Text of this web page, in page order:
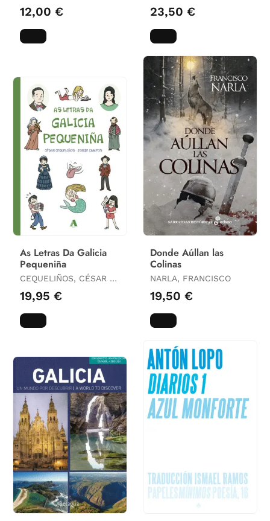
12,00 € 23,50 €
As Letras Da Galicia
Pequeniña
CEQUELIÑOS, CÉSAR /
CAMPOS, JORGE
19,95 €
Donde Aúllan las
Colinas
NARLA, FRANCISCO
19,50 €